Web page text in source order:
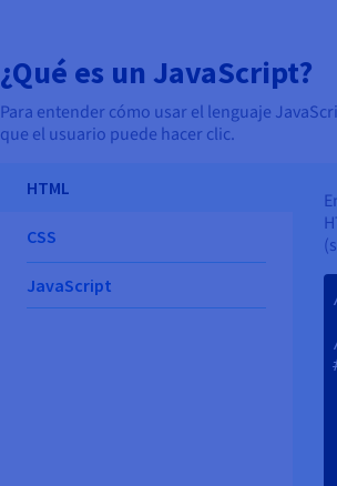
¿Qué es un JavaScript?
Para entender cómo usar el lenguaje
que el usuario puede hacer clic.
HTML
CSS
JavaScript